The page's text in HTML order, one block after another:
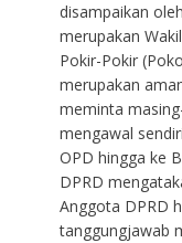
disampaikan
merupakan
Pokir-Pokir
merupakan
meminta
mengawal
OPD hingga ke
DPRD
Anggota DPRD
tanggungjawab